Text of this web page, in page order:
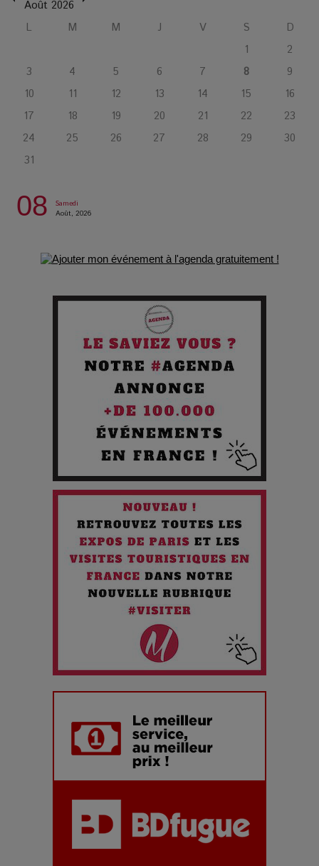
L’Affaire Bojarski : entre faux billets et vraie tragédie
humaine
L’or blanc à la croisée des chemins : Rumilly interroge
l’avenir de la montagne française
La Femme de Ménage : Plongez dans le thriller
psychologique qui a conquis le monde !
des silences
de survie
Comment Prendre Soin de sa Santé quand on Roule toute la
Pourquoi les Petites Entreprises Créatives Deviennent les
Cibles des Hackers
Les 3 meilleures destinations pour des vacances sportives
Quand l'Opéra Rencontre l'IA : Lola Volonakis, l'Artiste du
Paradoxe qui Chante le Futur
Chien 51 - Quand l’IA prend le pouvoir : une plongée dans un
futur troublant
Maïra Kerey, la “voix d’or du Kazakhstan”, célèbre ses 30
ans de carrière à la Salle Gaveau
Les dessous de la fast fashion : un désastre écologique en
Adieu Jean-Pat : rire au bord du précipice
Août 2026
L
M M J V S
D
1
2
3
4 5 6 7 8
9
10
11 12 13 14 15
16
17
18 19 20 21 22
23
24
25 26 27 28 29
30
31
08
Samedi
Août, 2026